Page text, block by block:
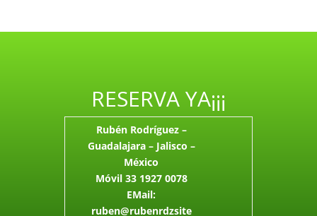
RESERVA YA¡¡¡
Rubén Rodríguez –
Guadalajara – Jalisco –
México
Móvil 33 1927 0078
EMail:
ruben@rubenrdzsite